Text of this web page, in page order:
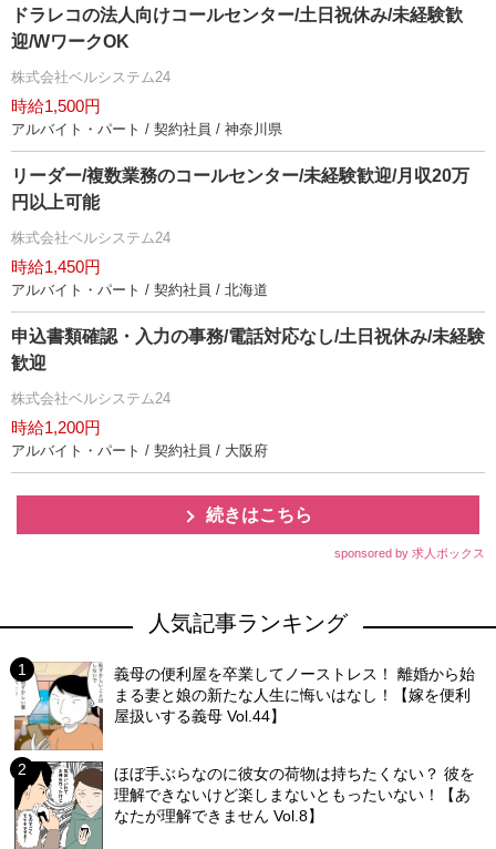
ドラレコの法人向けコールセンター/土日祝休み/未経験歓
迎/WワークOK
株式会社ベルシステム24
時給1,500円
アルバイト・パート / 契約社員 / 神奈川県
リーダー/複数業務のコールセンター/未経験歓迎/月収20万
円以上可能
株式会社ベルシステム24
時給1,450円
アルバイト・パート / 契約社員 / 北海道
申込書類確認・入力の事務/電話対応なし/土日祝休み/未経験
歓迎
株式会社ベルシステム24
時給1,200円
アルバイト・パート / 契約社員 / 大阪府
続きはこちら
sponsored by 求人ボックス
人気記事ランキング
義母の便利屋を卒業してノーストレス！ 離婚から始
まる妻と娘の新たな人生に悔いはなし！【嫁を便利
屋扱いする義母 Vol.44】
ほぼ手ぶらなのに彼女の荷物は持ちたくない？ 彼を
理解できないけど楽しまないともったいない！【あ
なたが理解できません Vol.8】